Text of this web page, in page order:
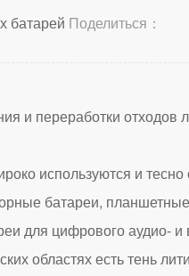
батарей Поделиться：
и переработки отходов
используются и
батареи,
для цифрового аудио-
областях есть тень